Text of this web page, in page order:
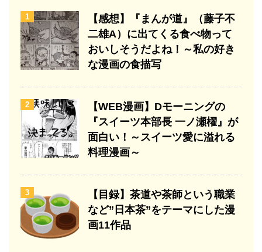
1
【感想】『まんが道』（藤子不
二雄A）に出てくる食べ物って
おいしそうだよね！～私の好き
な漫画の食描写
2
【WEB漫画】Dモーニングの
『スイーツ本部長 一ノ瀬櫂』が
面白い！～スイーツ愛に溢れる
料理漫画～
3
【目録】茶道や茶師という職業
など”日本茶”をテーマにした漫
画11作品